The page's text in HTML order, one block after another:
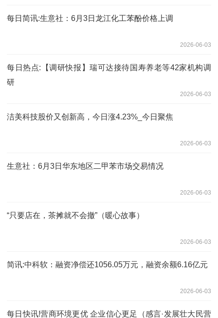
每日简讯:生意社：6月3日龙江化工苯酚价格上调
2026-06-03
每日热点:【调研快报】瑞可达接待国寿养老等42家机构调
研
2026-06-03
洁美科技股价又创新高，今日涨4.23%_今日聚焦
2026-06-03
生意社：6月3日华东地区二甲苯市场交易情况
2026-06-03
“只要店在，茶摊就不会撤”（暖心故事）
2026-06-03
简讯:中科软：融资净偿还1056.05万元，融资余额6.16亿元
2026-06-03
每日快讯!营商环境更优 企业信心更足（感言·发展壮大民营